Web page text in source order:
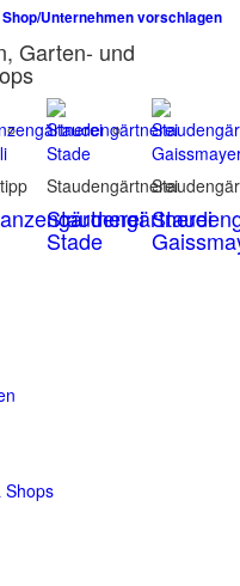
Shop/Unternehmen vorschlagen
Garten- und
Staudengärtnerei
Staudengärtnerei
Stade
Shops